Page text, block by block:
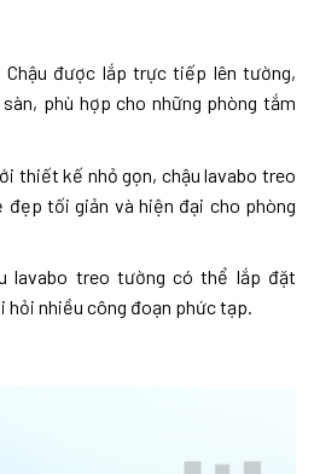
Chậu được lắp trực tiếp lên tường,
phù hợp cho những phòng tắm
thiết kế nhỏ gọn, chậu lavabo treo
đẹp tối giản và hiện đại cho phòng
lavabo treo tường có thể lắp đặt
hỏi nhiều công đoạn phức tạp.